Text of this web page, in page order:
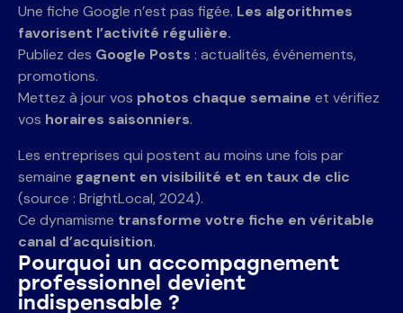
Une fiche Google n’est pas figée. Les algorithmes
favorisent l’activité régulière.
Publiez des Google Posts : actualités, événements,
promotions.
Mettez à jour vos photos chaque semaine et vérifiez
vos horaires saisonniers.
Les entreprises qui postent au moins une fois par
semaine gagnent en visibilité et en taux de clic
(source : BrightLocal, 2024).
Ce dynamisme transforme votre fiche en véritable
canal d’acquisition.
Pourquoi un accompagnement
professionnel devient
indispensable ?